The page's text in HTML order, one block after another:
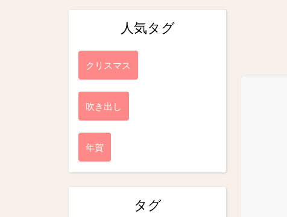
人気タグ
クリスマス
吹き出し
年賀
タグ